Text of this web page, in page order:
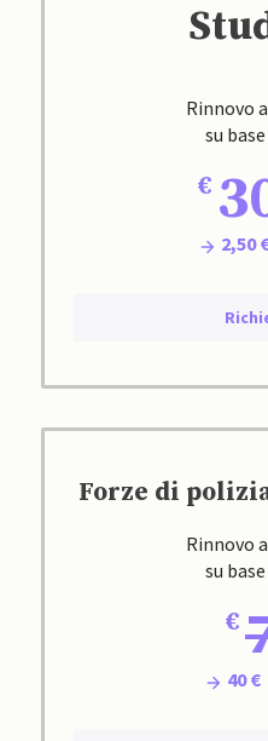
Rinnovo
su
2,50
Forze di
Rinnovo
su
40 €